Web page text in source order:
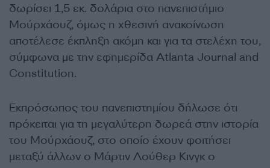
δωρίσει 1,5 εκ. δολάρια στο πανεπιστήμιο
Μούρχάουζ, όμως η χθεσινή ανακοίνωση
αποτέλεσε έκπληξη ακόμη και για τα στελέχη του,
σύμφωνα με την εφημερίδα Atlanta Journal and
Constitution.
Εκπρόσωπος του πανεπιστημίου δήλωσε ότι
πρόκειται για τη μεγαλύτερη δωρεά στην ιστορία
του Μούρχάουζ, στο οποίο έχουν φοιτήσει
μεταξύ άλλων ο Μάρτιν Λούθερ Κινγκ ο